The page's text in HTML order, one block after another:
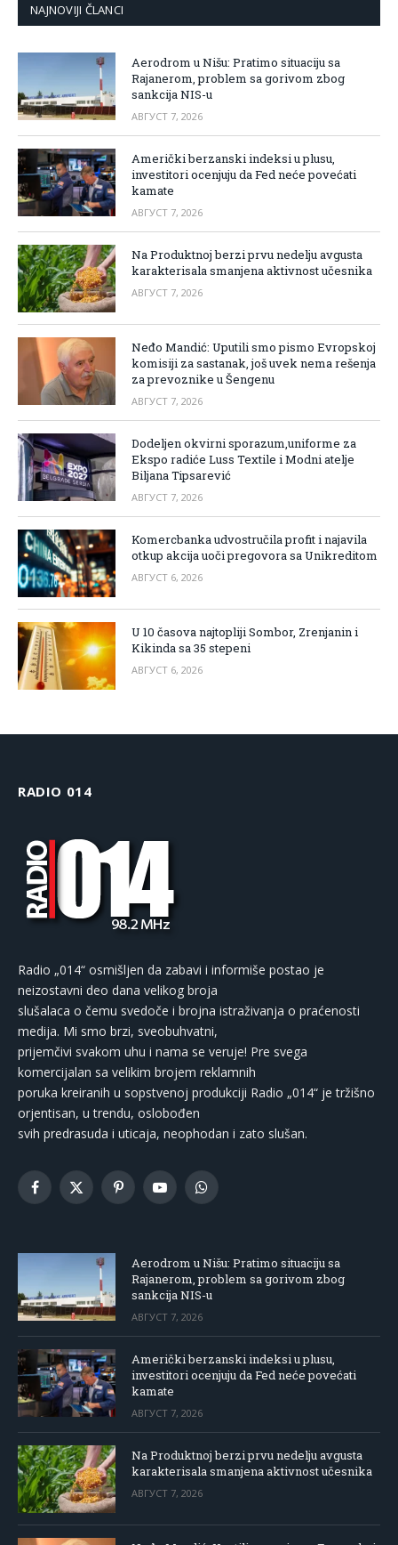
NAJNOVIJI ČLANCI
Aerodrom u Nišu: Pratimo situaciju sa
Rajanerom, problem sa gorivom zbog
sankcija NIS-u
АВГУСТ 7, 2026
Američki berzanski indeksi u plusu,
investitori ocenjuju da Fed neće povećati
kamate
АВГУСТ 7, 2026
Na Produktnoj berzi prvu nedelju avgusta
karakterisala smanjena aktivnost učesnika
АВГУСТ 7, 2026
Neđo Mandić: Uputili smo pismo Evropskoj
komisiji za sastanak, još uvek nema rešenja
za prevoznike u Šengenu
АВГУСТ 7, 2026
Dodeljen okvirni sporazum,uniforme za
Ekspo radiće Luss Textile i Modni atelje
Biljana Tipsarević
АВГУСТ 7, 2026
Komercbanka udvostručila profit i najavila
otkup akcija uoči pregovora sa Unikreditom
АВГУСТ 6, 2026
U 10 časova najtopliji Sombor, Zrenjanin i
Kikinda sa 35 stepeni
АВГУСТ 6, 2026
RADIO 014
Radio „014“ osmišljen da zabavi i informiše postao je
neizostavni deo dana velikog broja
slušalaca o čemu svedoče i brojna istraživanja o praćenosti
medija. Mi smo brzi, sveobuhvatni,
prijemčivi svakom uhu i nama se veruje! Pre svega
komercijalan sa velikim brojem reklamnih
poruka kreiranih u sopstvenoj produkciji Radio „014“ je tržišno
orjentisan, u trendu, oslobođen
svih predrasuda i uticaja, neophodan i zato slušan.
Facebook
X
PinterestYouTubeWhatsApp
Aerodrom u Nišu: Pratimo situaciju sa
Rajanerom, problem sa gorivom zbog
sankcija NIS-u
АВГУСТ 7, 2026
Američki berzanski indeksi u plusu,
investitori ocenjuju da Fed neće povećati
kamate
АВГУСТ 7, 2026
Na Produktnoj berzi prvu nedelju avgusta
karakterisala smanjena aktivnost učesnika
АВГУСТ 7, 2026